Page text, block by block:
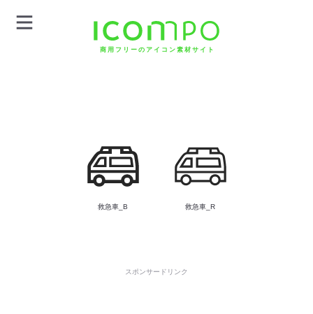
商用フリーのアイコン素材サイト
救急車_B 救急車_R
スポンサードリンク